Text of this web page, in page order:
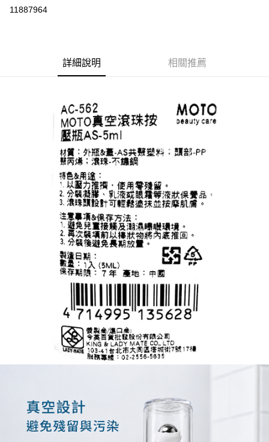
付款後全家取貨
每筆NT$60，滿NT$599(含以上)免運費
每筆NT$60，滿NT$599(含以上)免運費
每筆NT$120，滿NT$1,999(含以上)免運費
11887964
詳細說明 相關推薦